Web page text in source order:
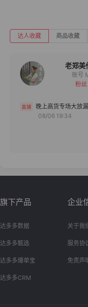
达人收藏 商品收藏
老郑美
粉
晚上高货专场大放漏
08/06 19:34
旗下产品
达多多数据
达多多甄选
达多多爆单宝
达多多CRM
企业
关于我们
服务协
免责声